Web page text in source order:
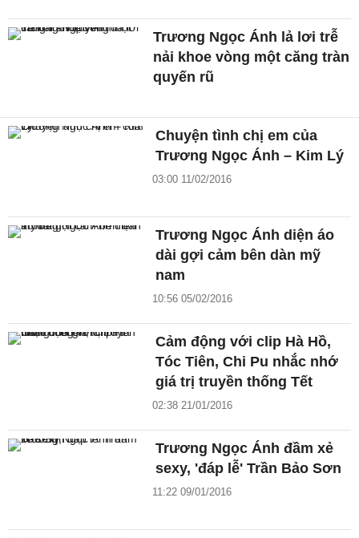
Trương Ngọc Ánh lả lơi trễ
nải khoe vòng một căng tràn
quyến rũ
Chuyện tình chị em của
Trương Ngọc Ánh – Kim Lý
03:00 11/02/2016
Trương Ngọc Ánh diện áo
dài gợi cảm bên dàn mỹ
nam
10:56 05/02/2016
Cảm động với clip Hà Hồ,
Tóc Tiên, Chi Pu nhắc nhớ
giá trị truyền thống Tết
02:38 21/01/2016
Trương Ngọc Ánh đầm xẻ
sexy, 'đáp lễ' Trần Bảo Sơn
11:22 09/01/2016